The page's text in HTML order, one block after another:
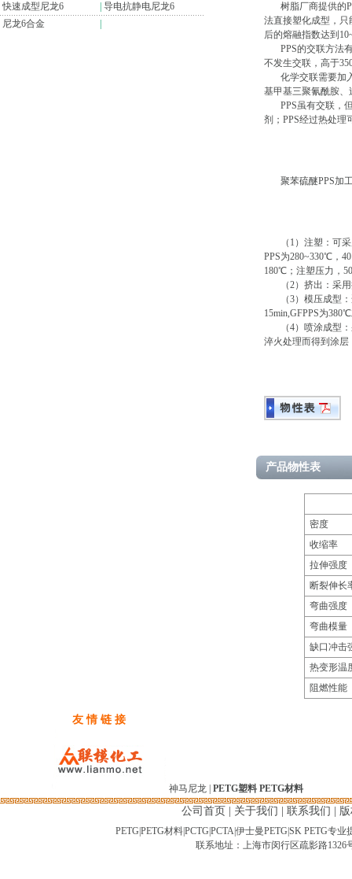
快速成型尼龙6
导电抗静电尼龙6
尼龙6合金
树脂厂商提供的
法直接塑化成型，只
后的熔融指数达到
PPS的交联方法有
不发生交联，高于
化学交联需要加入
基甲基三聚氰酰胺
PPS虽有交联，但
剂；PPS经过热处理
聚苯硫醚PPS加
（1）注塑：可采
PPS为280~330℃，
180℃；注塑压力，
（2）挤出：采用
（3）模压成型：
15min,GFPPS为
（4）喷涂成型：
淬火处理而得到涂层
产品物性表
密度
收缩率
拉伸强度
断裂伸长
弯曲强度
弯曲模量
缺口冲击
热变形温
阻燃性能
友 情 链 接
神马尼龙 PETG塑料 PETG材料
公司首页 关于我们 联系我们
PETG|PETG材料|PCTG|PCTA|伊士曼PETG|SK PETG专
联系地址：上海市闵行区疏影路1326